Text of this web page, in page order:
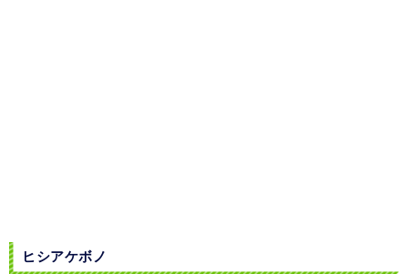
ヒシアケボノ